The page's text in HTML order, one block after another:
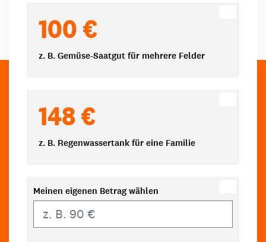
100 €
z. B. Gemüse-Saatgut für mehrere Felder
148 €
z. B. Regenwassertank für eine Familie
Meinen eigenen Betrag wählen